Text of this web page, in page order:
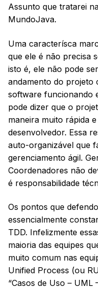
Assunto que tratarei
MundoJava.
Uma caracterísca
que ele é não precisa
isto é, ele não pode
andamento do projeto
software funcionando
pode dizer que o
maneira muito rápida
desenvolvedor. Essa
auto-organizável que
gerenciamento ágil.
Coordenadores não
é responsabilidade
Os pontos que
essencialmente
TDD. Infelizmente
maioria das equipes
muito comum nas
Unified Process (ou
“Casos de Uso – UML